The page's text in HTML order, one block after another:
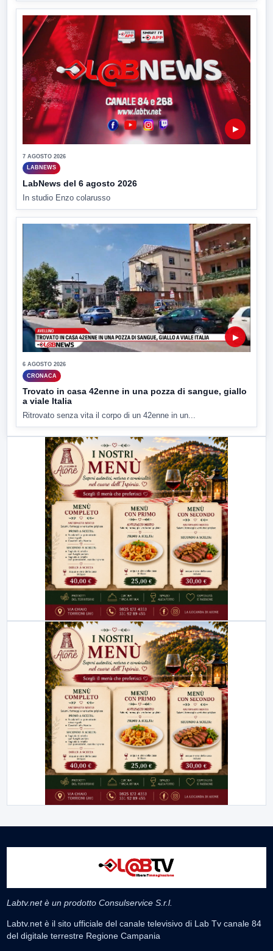
▶
7 AGOSTO 2026
LABNEWS
LabNews del 6 agosto 2026
In studio Enzo colarusso
▶
6 AGOSTO 2026
CRONACA
Trovato in casa 42enne in una pozza di sangue, giallo
a viale Italia
Ritrovato senza vita il corpo di un 42enne in un...
Labtv.net è un prodotto Consulservice S.r.l.
Labtv.net è il sito ufficiale del canale televisivo di Lab Tv canale 84
del digitale terrestre Regione Campania